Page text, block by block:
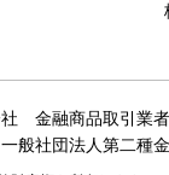
社 金融商品取引
一般社団法人第二種